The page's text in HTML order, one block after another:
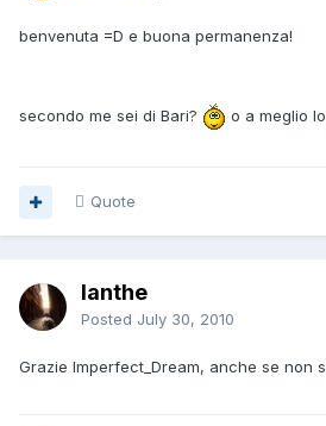
benvenuta =D e buona permanenza!
secondo me sei di Bari? o a meglio
Quote
Ianthe
Posted July 30, 2010
Grazie Imperfect_Dream, anche se non